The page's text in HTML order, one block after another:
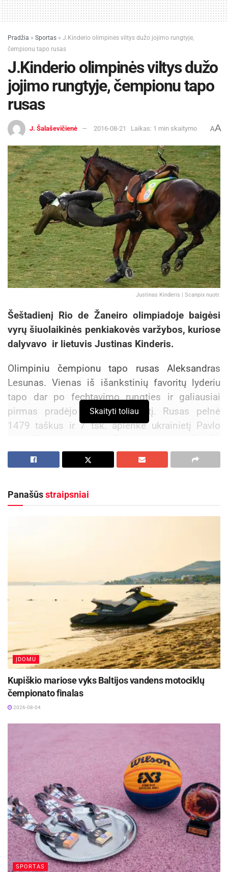
Pradžia » Sportas » J.Kinderio olimpinės viltys dužo jojimo rungtyje,
čempionu tapo rusas
J.Kinderio olimpinės viltys dužo
jojimo rungtyje, čempionu tapo
rusas
J. Šalaševičienė 2016-08-21 Laikas: 1 min skaitymo AA
Justinas Kinderis | Scanpix nuotr.
Šeštadienį Rio de Žaneiro olimpiadoje baigėsi
vyrų šiuolaikinės penkiakovės varžybos, kuriose
dalyvavo ir lietuvis Justinas Kinderis.
Olimpiniu čempionu tapo rusas Aleksandras
Lesunas. Vienas iš išankstinių favoritų lyderiu
tapo dar po fechtavimo rungties ir galiausiai
pirmas pradėjo lemiamą rungtį. Rusas pelnė
1479 taškus ir 7 tšk. aplenkė ukrainietį Pavlo
Tymoščenko. Dramatiškai bronzą išplėšė
Meksikos atletas Ismaelis Marcelo Hernandezas
Uscanga. Jis surinko 1468 tšk. ir pateikė
24-erių metų A.Lesunas iki šiol olimpinių medalių
Kauno rajone, Čekiškėje vyks 2028 metų Europos
ir pasaulio greičio automodelių čempionatas
2026-08-07
Savaitgalį geriausi Lietuvos slalomo meistrai
rinksis Zarasuose
2026-08-04
Į pirmąjį dešimtuką nusitaikiusio J.Kinderio viltys
žlugo jojimo rungtyje. Lietuvis sykį krito nuo
Kombinuotoje rungtyje J.Kinderis dalyvavo tik
dėl garbės. Joje lietuvis surinko 613 taškų ir
bendroje įskaitoje su 1144 tšk. buvo 34-as.
sportas.ltinf.
Skaityti toliau
Panašūsstraipsniai
ĮDOMU
Kupiškio mariose vyks Baltijos vandens motociklų
čempionato finalas
2026-08-04
SPORTAS